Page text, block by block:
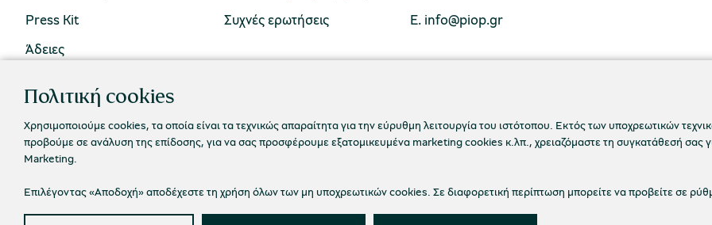
Press Kit
Άδειες
Συχνές ερωτήσεις
Ε. info@piop.gr
ΣΥΝΔΕΘΕΙΤΕ ΜΑΖΙ ΜΑΣ
Πολιτική cookies
Χρησιμοποιούμε cookies, τα οποία είναι τα τεχνικώς απαραίτητα για την εύρυθμη λειτουργία του ιστότοπου. Εκτός των υποχρεωτικών
προβούμε σε ανάλυση της επίδοσης, για να σας προσφέρουμε εξατομικευμένα marketing cookies κ.λπ., χρειαζόμαστε τη συγκατάθεσή σας
Marketing.
Επιλέγοντας «Αποδοχή» αποδέχεστε τη χρήση όλων των μη υποχρεωτικών cookies. Σε διαφορετική περίπτωση μπορείτε να προβείτε σε